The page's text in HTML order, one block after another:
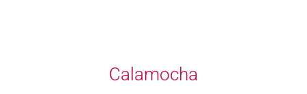
Calamocha